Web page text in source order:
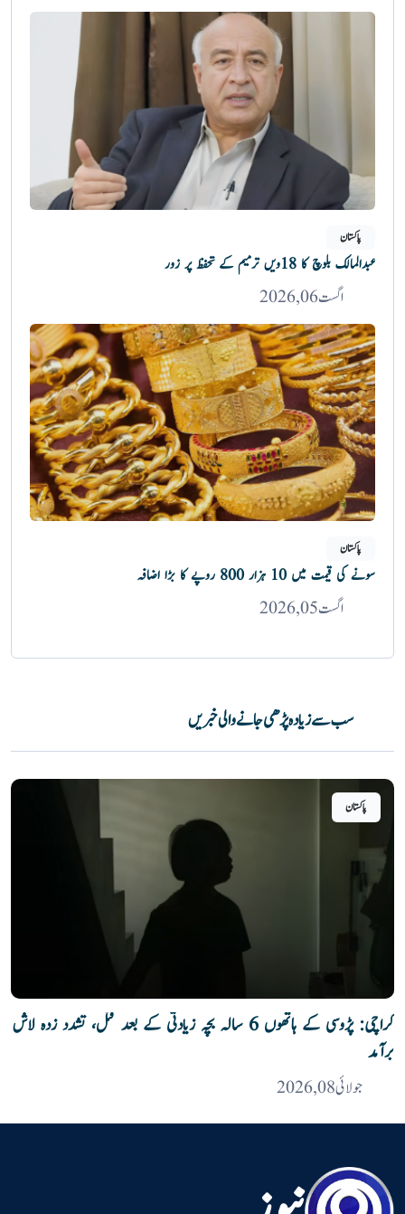
پاکستان
عبدالمالک بلوچ کا 18ویں ترمیم کے تحفظ پر زور
اگست 06, 2026
پاکستان
سونے کی قیمت میں 10 ہزار 800 روپے کا بڑا اضافہ
اگست 05, 2026
سب سے زیادہ پڑھی جانے والی خبریں
پاکستان
کراچی: پڑوسی کے ہاتھوں 6 سالہ بچہ زیادتی کے بعد قتل، تشدد زدہ لاش
برآمد
جولائی 08, 2026